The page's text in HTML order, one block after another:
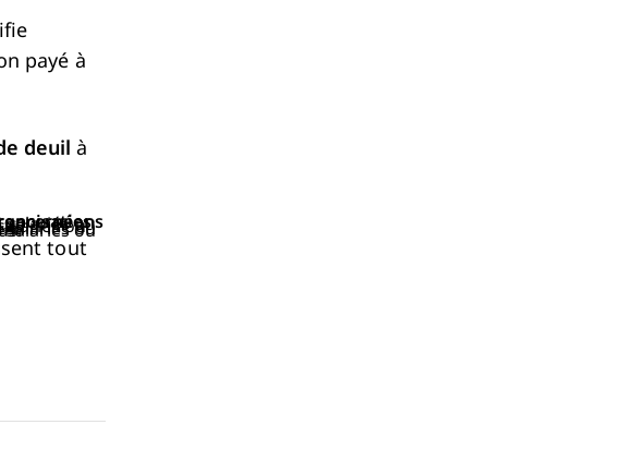
payé à
deuil à
concernées
ou plus.
ou plus.
ou plus.
ou plus.
tout